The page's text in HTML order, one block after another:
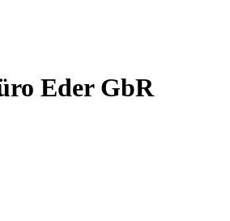
Eder GbR